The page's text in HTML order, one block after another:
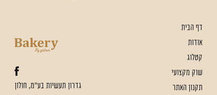
דף הבית
אודות
קטלוג
שוק מקצועי
תקנון האתר
גדרון תעשיות בע"מ, חולון